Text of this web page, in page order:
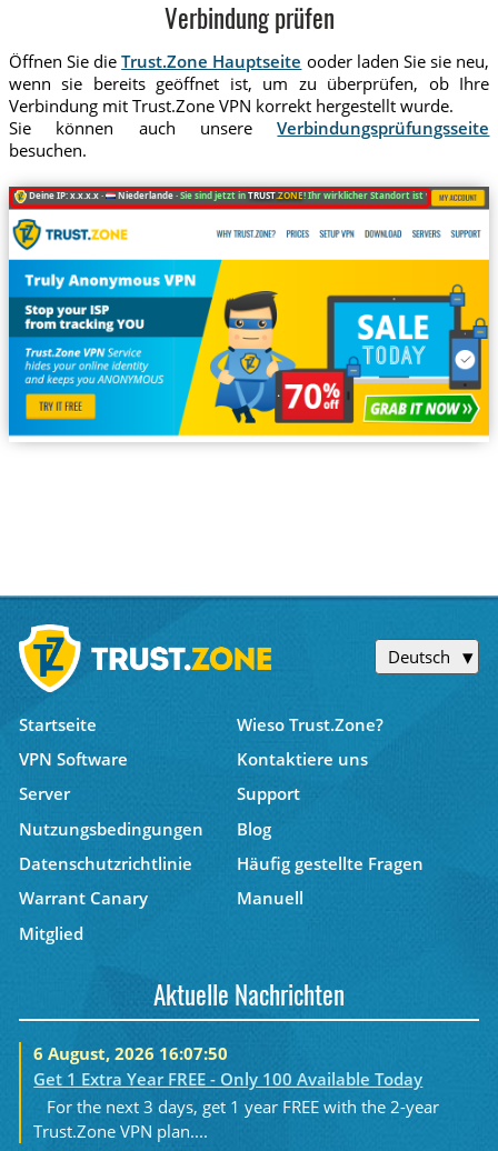
Verbindung prüfen
Öffnen Sie dieTrust.Zone Hauptseite ooder laden Sie sie neu,
wenn sie bereits geöffnet ist, um zu überprüfen, ob Ihre
Verbindung mit Trust.Zone VPN korrekt hergestellt wurde.
Sie können auch unsereVerbindungsprüfungsseite
besuchen.
Deine IP: x.x.x.x · Niederlande ·Sie sind jetzt inTRUST.ZONE! Ihr wirklicher Standort ist versteckt!
Deutsch
Startseite
Wieso Trust.Zone?
VPN Software
Kontaktiere uns
Server
Support
Nutzungsbedingungen
Blog
Datenschutzrichtlinie
Häufig gestellte Fragen
Warrant Canary
Manuell
Mitglied
Aktuelle Nachrichten
6 August, 2026 16:07:50
Get 1 Extra Year FREE - Only 100 Available Today
For the next 3 days, get 1 year FREE with the 2-year
Trust.Zone VPN plan....